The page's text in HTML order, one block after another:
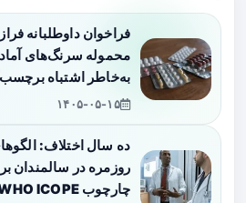
فراخوان داوطلبانه
محموله سرنگ‌های
به‌خاطر اشتباه
۱۴۰۵-۰۵-۱۵
ده سال اختلاف:
روزمره در سالمندان
چارچوب WHO ICOPE